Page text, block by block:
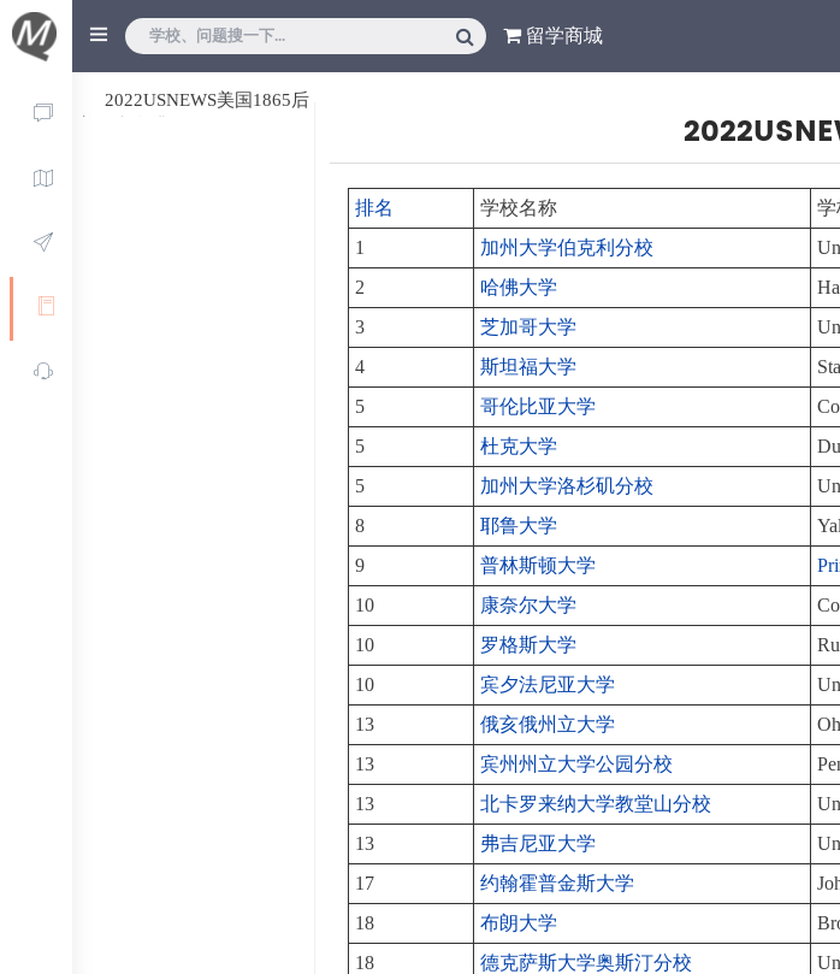
留学商城
2022USNEWS美国1865后
排名 学校名称 学
1
加州大学伯克利分校
2
哈佛大学
3
芝加哥大学
4
斯坦福大学
5
哥伦比亚大学
5
杜克大学
5
加州大学洛杉矶分校
8
耶鲁大学
9
普林斯顿大学
10
康奈尔大学
10
罗格斯大学
10
宾夕法尼亚大学
13
俄亥俄州立大学
13
宾州州立大学公园分校
13
北卡罗来纳大学教堂山分校
13
弗吉尼亚大学
17
约翰霍普金斯大学
18
布朗大学
18
德克萨斯大学奥斯汀分校